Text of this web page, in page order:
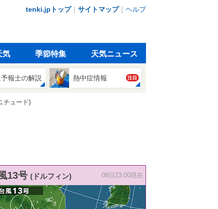
tenki.jpトップ｜ サイトマップ｜ ヘルプ
気 季節特集 天気ニュース
報士の解説 熱中症情報 注目
チュード)
13号 (ドルフィン) 08日23:00現在